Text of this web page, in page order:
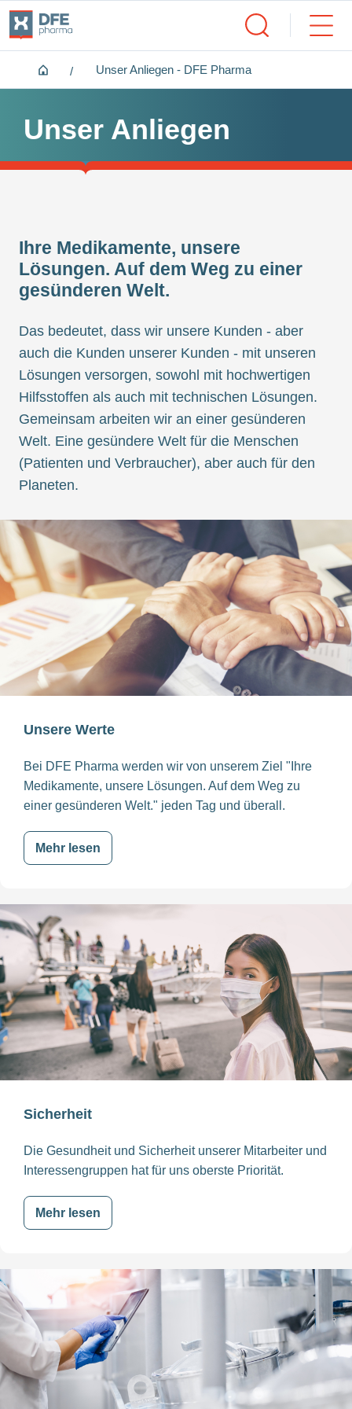
Home Unser Anliegen - DFE Pharma
Unser Anliegen
Ihre Medikamente, unsere
Lösungen. Auf dem Weg zu einer
gesünderen Welt.
Das bedeutet, dass wir unsere Kunden - aber
auch die Kunden unserer Kunden - mit unseren
Lösungen versorgen, sowohl mit hochwertigen
Hilfsstoffen als auch mit technischen Lösungen.
Gemeinsam arbeiten wir an einer gesünderen
Welt. Eine gesündere Welt für die Menschen
(Patienten und Verbraucher), aber auch für den
Planeten.
Unsere Werte
Bei DFE Pharma werden wir von unserem Ziel "Ihre
Medikamente, unsere Lösungen. Auf dem Weg zu
einer gesünderen Welt." jeden Tag und überall.
Mehr lesen
Sicherheit
Die Gesundheit und Sicherheit unserer Mitarbeiter und
Interessengruppen hat für uns oberste Priorität.
Mehr lesen